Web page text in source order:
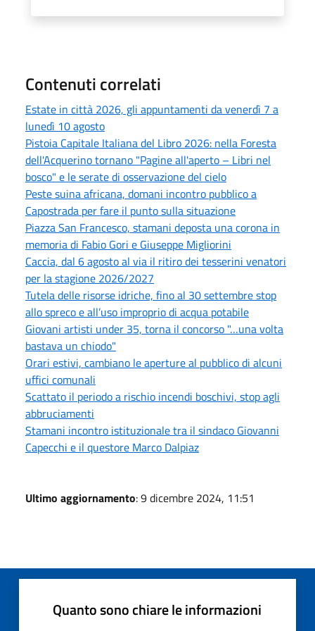
Contenuti correlati
Estate in città 2026, gli appuntamenti da venerdì 7 a
lunedì 10 agosto
Pistoia Capitale Italiana del Libro 2026: nella Foresta
dell'Acquerino tornano "Pagine all'aperto – Libri nel
bosco" e le serate di osservazione del cielo
Peste suina africana, domani incontro pubblico a
Capostrada per fare il punto sulla situazione
Piazza San Francesco, stamani deposta una corona in
memoria di Fabio Gori e Giuseppe Migliorini
Caccia, dal 6 agosto al via il ritiro dei tesserini venatori
per la stagione 2026/2027
Tutela delle risorse idriche, fino al 30 settembre stop
allo spreco e all’uso improprio di acqua potabile
Giovani artisti under 35, torna il concorso "…una volta
bastava un chiodo"
Orari estivi, cambiano le aperture al pubblico di alcuni
uffici comunali
Scattato il periodo a rischio incendi boschivi, stop agli
abbruciamenti
Stamani incontro istituzionale tra il sindaco Giovanni
Capecchi e il questore Marco Dalpiaz
Ultimo aggiornamento: 9 dicembre 2024, 11:51
Quanto sono chiare le informazioni